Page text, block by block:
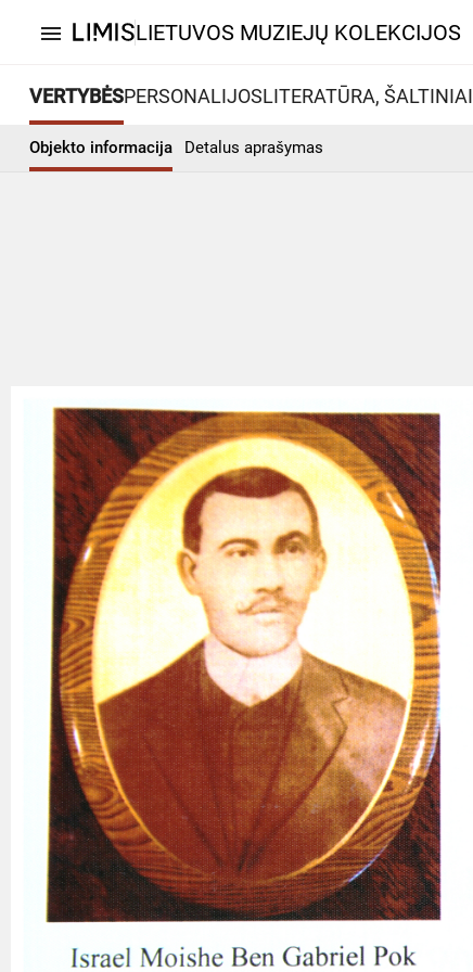
menu LIETUVOS MUZIEJŲ KOLEKCIJOS
VERTYBĖSPERSONALIJOSLITERATŪRA, ŠALTINIAI
Objekto informacija Detalus aprašymas